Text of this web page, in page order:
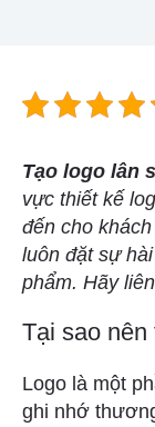
Tạo logo lân
vực thiết kế
đến cho
luôn đặt sự
phẩm. Hãy
Tại sao
Logo là một
ghi nhớ